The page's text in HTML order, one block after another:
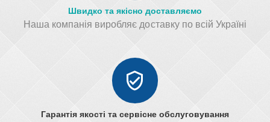
Швидко та якісно доставляємо
Наша компанія виробляє доставку по всій Україні
Гарантія якості та сервісне обслуговування